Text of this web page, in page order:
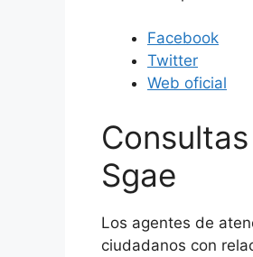
Facebook
Twitter
Web oficial
Sgae
Los agentes de
ciudadanos con